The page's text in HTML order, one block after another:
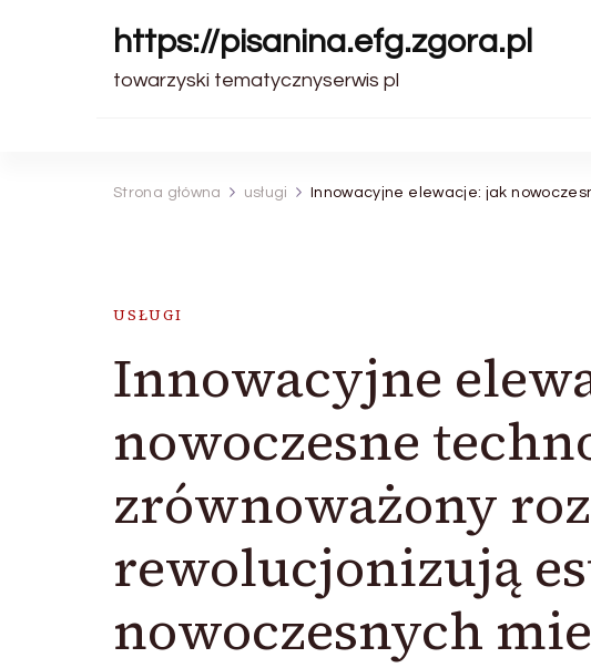
https://pisanina.efg.zgora.pl
towarzyski tematycznyserwis pl
Strona główna usługi Innowacyjne elewacje: jak
USŁUGI
Innowacyjne
nowoczesne
zrównoważony
rewolucjonizują
nowoczesnych